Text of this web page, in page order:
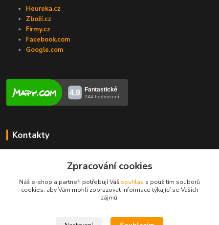
Heureka.cz
Zboží.cz
Firmy.cz
Facebook.com
Google.com
Kontakty
+420731448913
info@opravakotlu.cz
Zpracování cookies
Náš e-shop a partneři potřebují Váš souhlas s použitím souborů
cookies, aby Vám mohli zobrazovat informace týkající se Vašich
zájmů.